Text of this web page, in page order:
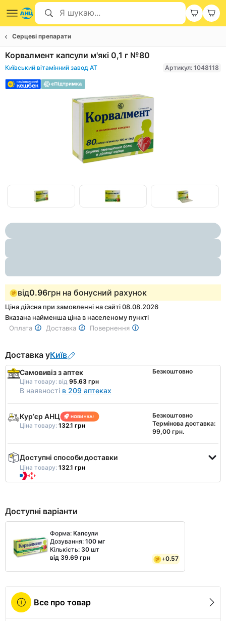
Серцеві препарати
Корвалмент капсули м'які 0,1 г №80
Київський вітамінний завод АТ Артикул: 1048118
Item
of
1
of
від0.96грн на бонусний рахунок
Ціна дійсна при замовленні на сайті 08.08.2026
Вказана найменша ціна в населеному пункті
Оплата
Доставка Повернення
Доставка уКиїв
Самовивіз з аптек
Ціна товару: від 95.63 грн
В наявності в 209 аптеках
Безкоштовно
Курʼєр АНЦ
Ціна товару: 132.1 грн
Безкоштовно
Термінова доставка:
99,00 грн.
Доступні способи доставки
Ціна товару: 132.1 грн
Доступні варіанти
Форма: Капсули
Дозування: 100 мг
Кількість: 30 шт
від 39.69 грн
+0.57
Все про товар